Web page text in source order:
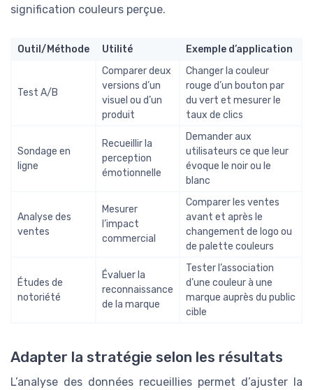
signification couleurs perçue.
Outil/Méthode Utilité Exemple d’application
Test A/B
Comparer deux
versions d’un
visuel ou d’un
produit
Changer la couleur
rouge d’un bouton par
du vert et mesurer le
taux de clics
Sondage en
ligne
Recueillir la
perception
émotionnelle
Demander aux
utilisateurs ce que leur
évoque le noir ou le
blanc
Analyse des
ventes
Mesurer
l’impact
commercial
Comparer les ventes
avant et après le
changement de logo ou
de palette couleurs
Études de
notoriété
Évaluer la
reconnaissance
de la marque
Tester l’association
d’une couleur à une
marque auprès du public
cible
Adapter la stratégie selon les résultats
L’analyse des données recueillies permet d’ajuster la